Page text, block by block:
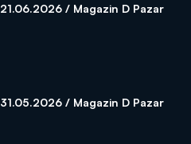
21.06.2026 / Magazin D Pazar
31.05.2026 / Magazin D Pazar